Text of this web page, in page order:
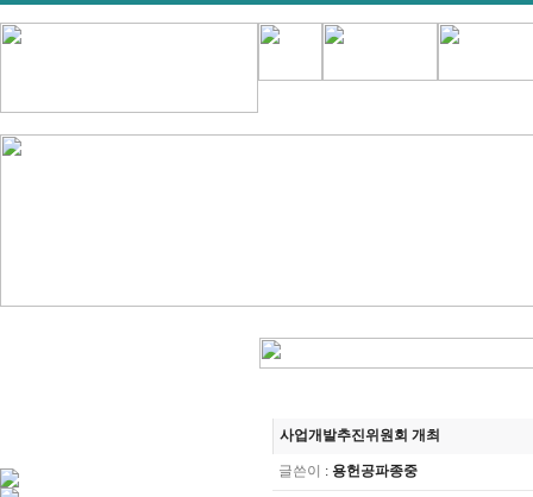
사업개발추진위원회 개최
글쓴이 :용헌공파종중